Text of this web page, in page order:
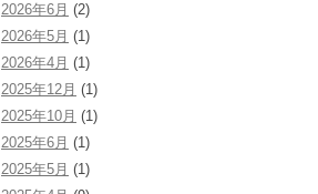
2026年6月 (2)
2026年5月 (1)
2026年4月 (1)
2025年12月 (1)
2025年10月 (1)
2025年6月 (1)
2025年5月 (1)